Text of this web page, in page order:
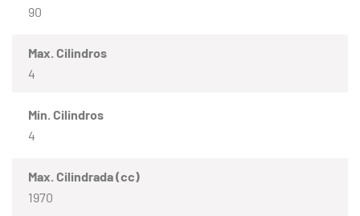
90
Max. Cilindros
4
Mín. Cilindros
4
Max. Cilindrada (cc)
1970